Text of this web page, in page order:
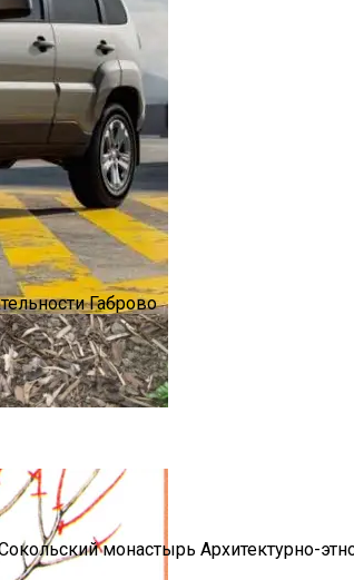
Жизни
Габрово
монастырь Архитектурно-